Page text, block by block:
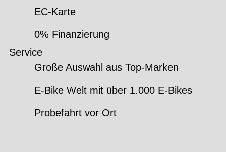
EC-Karte
0% Finanzierung
Service
Große Auswahl aus Top-Marken
E-Bike Welt mit über 1.000 E-Bikes
Probefahrt vor Ort